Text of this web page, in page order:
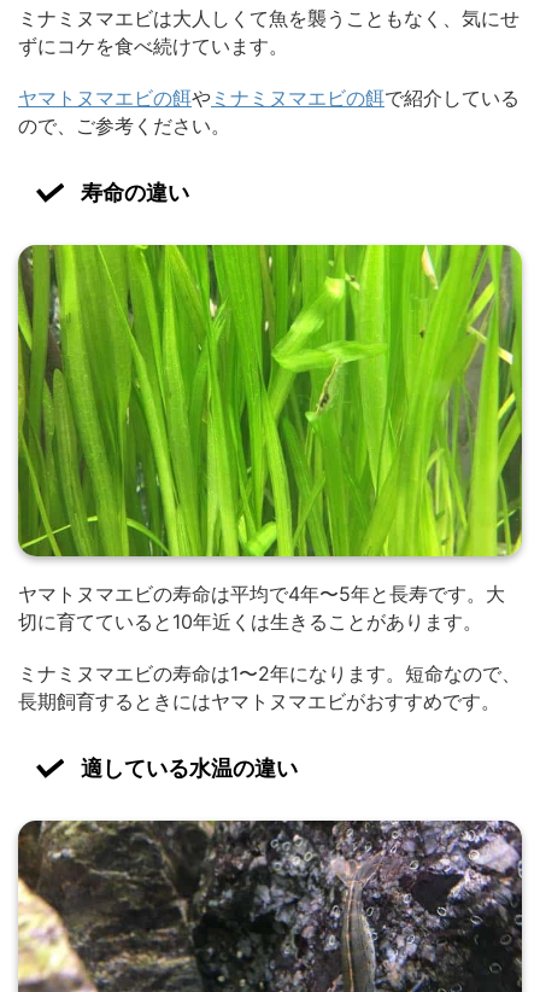
ミナミヌマエビは大人しくて魚を襲うこともなく、気にせ
ずにコケを食べ続けています。
ヤマトヌマエビの餌や ミナミヌマエビの餌で紹介している
ので、ご参考ください。
寿命の違い
ヤマトヌマエビの寿命は平均で4年〜5年と長寿です。大
切に育てていると10年近くは生きることがあります。
ミナミヌマエビの寿命は1〜2年になります。短命なので、
長期飼育するときにはヤマトヌマエビがおすすめです。
適している水温の違い